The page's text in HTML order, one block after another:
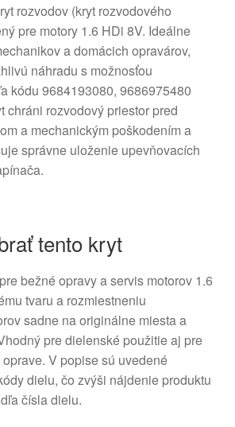
rozvodov (kryt rozvodového
pre motory 1.6 HDi 8V. Ideálne
a domácich opravárov,
náhradu s možnosťou
kódu 9684193080, 9686975480
chráni rozvodový priestor pred
a mechanickým poškodením a
správne uloženie upevňovacích
tento kryt
bežné opravy a servis motorov 1.6
tvaru a rozmiestneniu
sadne na originálne miesta a
pre dielenské použitie aj pre
V popise sú uvedené
dielu, čo zvýši nájdenie produktu
čísla dielu.